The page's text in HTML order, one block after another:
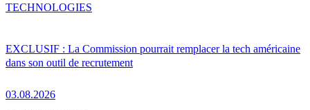
EXCLUSIF : La Commission pourrait remplacer la tech américaine
dans son outil de recrutement
03.08.2026
TECHNOLOGIES